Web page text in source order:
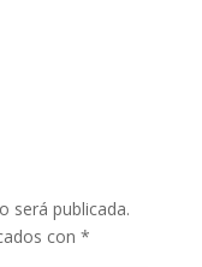
será publicada.
con *